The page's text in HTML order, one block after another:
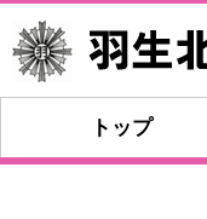
トップ